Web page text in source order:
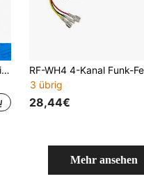
2 Stücke E06L Motorrad Scheinwerfer mit dreifachem Perlendesign, Dual-Farbe Weiß & Gelb mit Reflektorbecher, Abblendlicht 60W Fernlicht 85W Komplettscheinwerfer
3 übrig
28,44€
Mehr ansehen